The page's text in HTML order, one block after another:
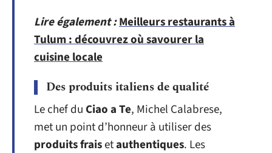
Lire également :Meilleurs restaurants à
Tulum : découvrez où savourer la
cuisine locale
Des produits italiens de qualité
Le chef du Ciao a Te, Michel Calabrese,
met un point d’honneur à utiliser des
produits fraisetauthentiques. Les